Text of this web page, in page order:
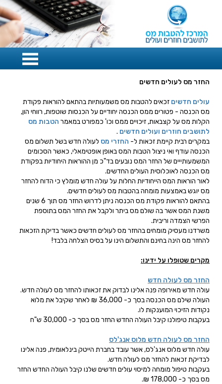
החזר מס לעולים חדשים
עולים חדשים זכאים להטבות מס משמעותיות בהתאם להוראות פקודת
מס הכנסה - פטורים ממס הכנסה יחודיים על הכנסות שוטפות, רווחי הון,
הקלות מס על קצבאות, זיכויים ממס וכו' כמפורט במאמר הטבות מס
לתושבים חוזרים ועולים חדשים .
במקרים רבית קיימת זכאות ל- החזרי מס לעולה חדש בשל תשלום מס
הכנסה עודף ואי ניצול הטבות המס באופן אופטימאלי, כאשר הסכומים
המשמעותייים של החזר המס נובעים בד"כ מן ההוראות היחודיות בפקודת
מס הכנסה לאוכלוסית העולים החדשים.
לאור הוראות המס הייחודיות החלות על עולה חדש מומלץ כי הדוח להחזר
מס יוגש באמצעות מומחה בהטבות מס לעולים חדשים.
בהתאם להוראות פקודת מס הכנסה ניתן לדרוש החזר מס תוך 6 שנים
משנת המס אשר בה שולם מס ביתר ולקבל את החזר המס בתוספת
הפרשי הצמדה וריבית.
משרדנו מעסיק מומחים בהחזר מס לעולים חדשים כאשר בדיקת הזכאות
להחזר מס הינה בחינם והתשלום הינו על בסיס הצלחה בלבד!
מקרים שטופלו על ידינו:
החזר מס לעולה חדש
עולה חדש מאירופה פנה אלינו לבדוק את זכאותו להחזר מס לעולה חדש.
העולה שילם מס הכנסה בסך כ- 36,000 ₪ לאחר שקיבל את מלוא
נקודות הזיכוי המוענקות לו.
בעקבות טיפולנו קיבל העולה החדש החזר מס בסך כ- 30,000 ש"ח
החזר מס לעולה חדש מלוס אנג'לס
עולה חדש מלוס אנג'לס, אשר עובד בחברת הייטק בינלאומית, פנה אלינו
לבדיקת זכאות להחזר מס לעולה חדש.
בעקבות טיפול מומחה למיסוי עולים חדשים שלנו קיבל העולה החדש החזר
מס בסך כ- 178,000 ₪.